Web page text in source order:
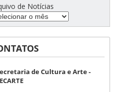
de Notícias
de Cultura e Arte -